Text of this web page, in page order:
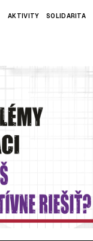
AKTIVITY SOLIDARITA